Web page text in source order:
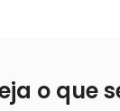
o que